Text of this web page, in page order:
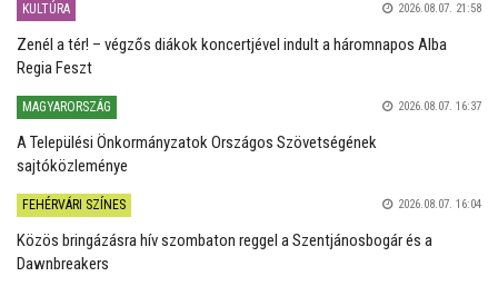
KULTÚRA 2026.08.07. 21:58
Zenél a tér! – végzős diákok koncertjével indult a háromnapos Alba
Regia Feszt
MAGYARORSZÁG 2026.08.07. 16:37
A Települési Önkormányzatok Országos Szövetségének
sajtóközleménye
FEHÉRVÁRI SZÍNES 2026.08.07. 16:04
Közös bringázásra hív szombaton reggel a Szentjánosbogár és a
Dawnbreakers